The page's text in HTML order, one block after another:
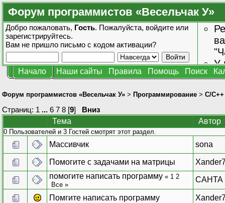
Форум программистов «Весельчак У»
Добро пожаловать, Гость. Пожалуйста, войдите или
зарегистрируйтесь.
Вам не пришло письмо с кодом активации?
У
Начало Наши сайты Правила Помощь Поиск
Форум программистов «Весельчак У» > Программирование > C/C++
Страниц: 1 ... 6 7 8 [9] Вниз
Тема
Автор
0 Пользователей и 3 Гостей смотрят этот раздел.
Массивчик sona
Помогите с задачами на матрицы
помогите написать программу « 1 2
Все »
CAHTA
Помгите написать программу